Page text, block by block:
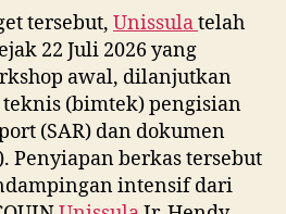
tersebut, Unissulatelah
22 Juli 2026 yang
awal, dilanjutkan
(bimtek) pengisian
(SAR) dan dokumen
Penyiapan berkas tersebut
intensif dari